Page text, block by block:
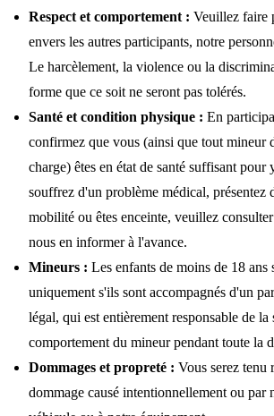
Respect et comportement : Veuillez faire
envers les autres participants, notre
Le harcèlement, la violence ou la
forme que ce soit ne seront pas tolérés.
Santé et condition physique : En
confirmez que vous (ainsi que tout mineur
charge) êtes en état de santé suffisant
souffrez d'un problème médical, présentez
mobilité ou êtes enceinte, veuillez
nous en informer à l'avance.
Mineurs : Les enfants de moins de 18 ans
uniquement s'ils sont accompagnés d'un
légal, qui est entièrement responsable de la
comportement du mineur pendant toute la
Dommages et propreté : Vous serez tenu
dommage causé intentionnellement ou par